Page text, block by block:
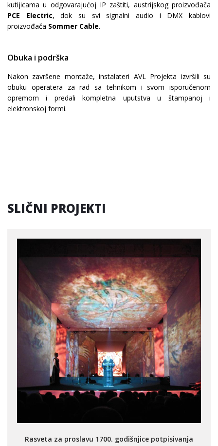
kutijicama u odgovarajućoj IP zaštiti, austrijskog proizvođača
PCE Electric, dok su svi signalni audio i DMX kablovi
proizvođača Sommer Cable.
Obuka i podrška
Nakon završene montaže, instalateri AVL Projekta izvršili su
obuku operatera za rad sa tehnikom i svom isporučenom
opremom i predali kompletna uputstva u štampanoj i
elektronskoj formi.
SLIČNI PROJEKTI
Rasveta za proslavu 1700. godišnjice potpisivanja